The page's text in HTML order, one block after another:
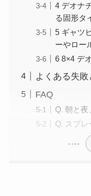
4 デオナ
る固形タ
5 ギャツ
ーやロー
6 8×4 デ
よくある失
FAQ
Q. 朝と夜
Q. スプ